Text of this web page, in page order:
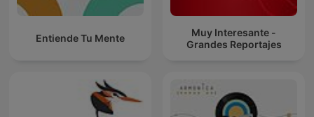
Entiende Tu Mente
Muy Interesante -
Grandes Reportajes